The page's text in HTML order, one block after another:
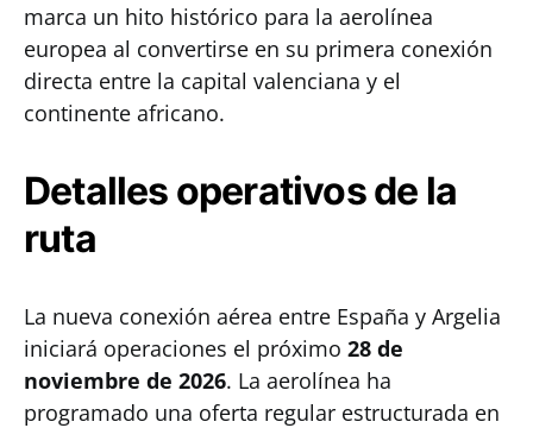
marca un hito histórico para la aerolínea
europea al convertirse en su primera conexión
directa entre la capital valenciana y el
continente africano.
Detalles operativos de la
ruta
La nueva conexión aérea entre España y Argelia
iniciará operaciones el próximo 28 de
noviembre de 2026. La aerolínea ha
programado una oferta regular estructurada en